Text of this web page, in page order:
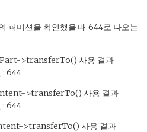
퍼미션을 확인했을 때 644로 나오는
>transferTo() 사용 결과
: 644
>transferTo() 사용 결과
: 644
>transferTo() 사용 결과